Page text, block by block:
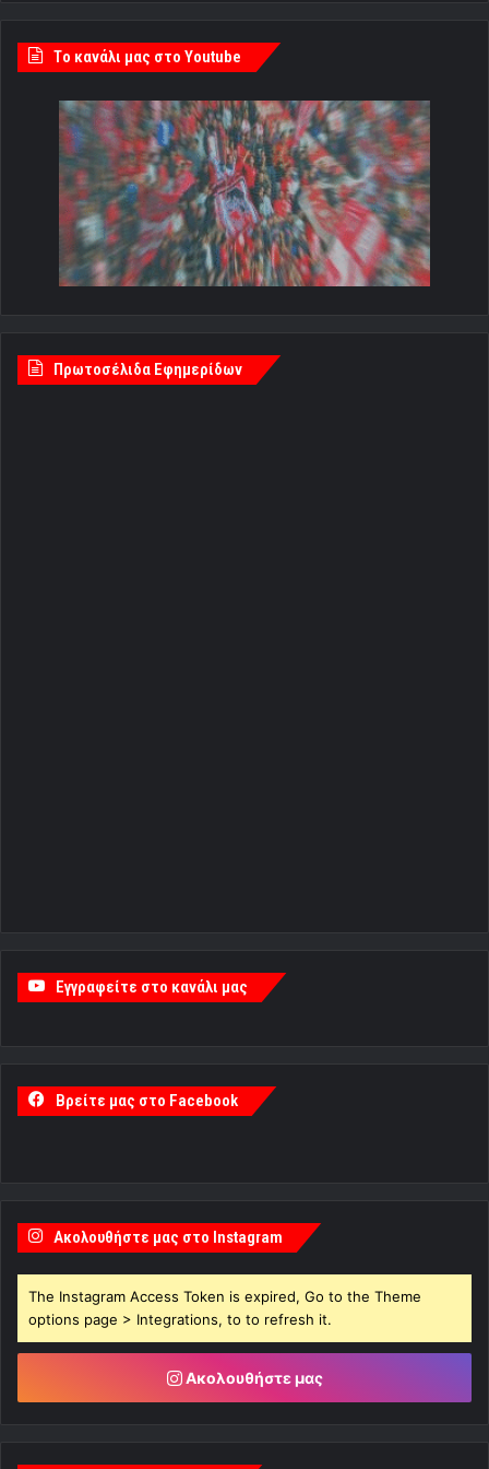
Tο κανάλι μας στο Youtube
Πρωτοσέλιδα Εφημερίδων
Εγγραφείτε στο κανάλι μας
Βρείτε μας στο Facebook
Ακολουθήστε μας στο Instagram
The Instagram Access Token is expired, Go to the Theme
options page > Integrations, to to refresh it.
Ακολουθήστε μας